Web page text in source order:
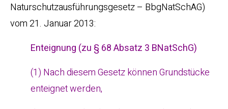
Naturschutzausführungsgesetz – BbgNatSchAG)
vom 21. Januar 2013:
Enteignung (zu § 68 Absatz 3 BNatSchG)
(1) Nach diesem Gesetz können Grundstücke
enteignet werden,